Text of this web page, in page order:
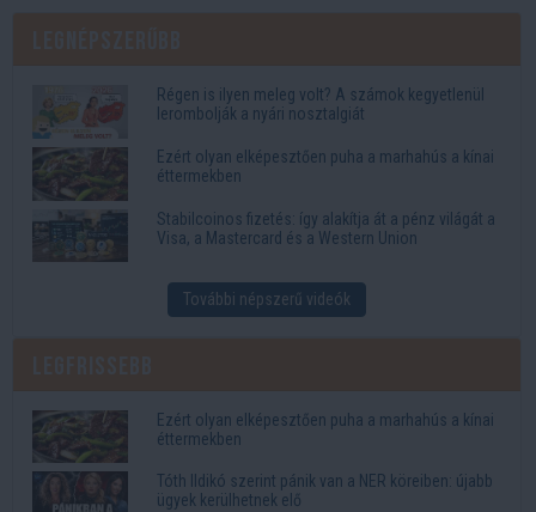
Régen is ilyen meleg volt? A számok kegyetlenül
lerombolják a nyári nosztalgiát
Ezért olyan elképesztően puha a marhahús a kínai
éttermekben
Stabilcoinos fizetés: így alakítja át a pénz világát a
Visa, a Mastercard és a Western Union
További népszerű videók
Ezért olyan elképesztően puha a marhahús a kínai
éttermekben
Tóth Ildikó szerint pánik van a NER köreiben: újabb
ügyek kerülhetnek elő